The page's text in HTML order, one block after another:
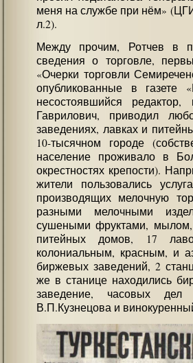
меня на службе при нём»
л.2).
Между прочим, Ротчев в
сведения о торговле,
«Очерки торговли
опубликованные в газете
несостоявшийся
Гаврилович, приводил
заведениях, лавках и
10-тысячном городе
население проживало в
окрестностях крепости).
жители пользовались
производящих мелочную
разными мелочными
сушеными фруктами,
питейных домов, 17
колониальным, красным, и
биржевых заведений, 2
же в станице находились
заведение, часовых дел
В.П.Кузнецова и